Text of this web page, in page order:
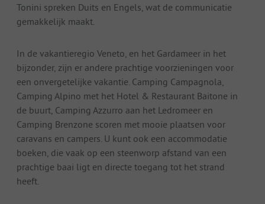
Tonini spreken Duits en Engels, wat de communicatie
gemakkelijk maakt.
In de vakantieregio Veneto, en het Gardameer in het
bijzonder, zijn er andere prachtige voorzieningen voor
een onvergetelijke vakantie. Camping Campagnola,
Camping Alpino met het Hotel & Restaurant Baitone in
de buurt, Camping Azzurro aan het Ledromeer en
Camping Brenzone scoren met mooie plaatsen voor
caravans en campers. U kunt ook een accommodatie
boeken, die vaak op een steenworp afstand van een
prachtige baai ligt en directe toegang tot het strand
heeft.